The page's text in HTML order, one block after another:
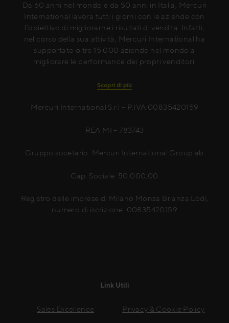
Da 60 anni nel mondo e da 50 anni in Italia, Mercuri
International lavora tutti i giorni con le aziende con
l’obiettivo di migliorarne i risultati di vendita. Infatti,
nel corso della sua attività, Mercuri International ha
supportato oltre 15.000 aziende nel mondo a
migliorare le performance dei propri venditori.
Scopri di più
Mercuri International S.r.l – P.IVA 00835420159
REA MI – 783743
Gruppo socetario: Mercuri International Group ab
Cap. Sociale: 50.000,00
Registro delle imprese di Milano Monza Brianza Lodi,
numero di iscrizione: 00835420159
Link Utili
Sales Excellence Privacy & Cookie Policy